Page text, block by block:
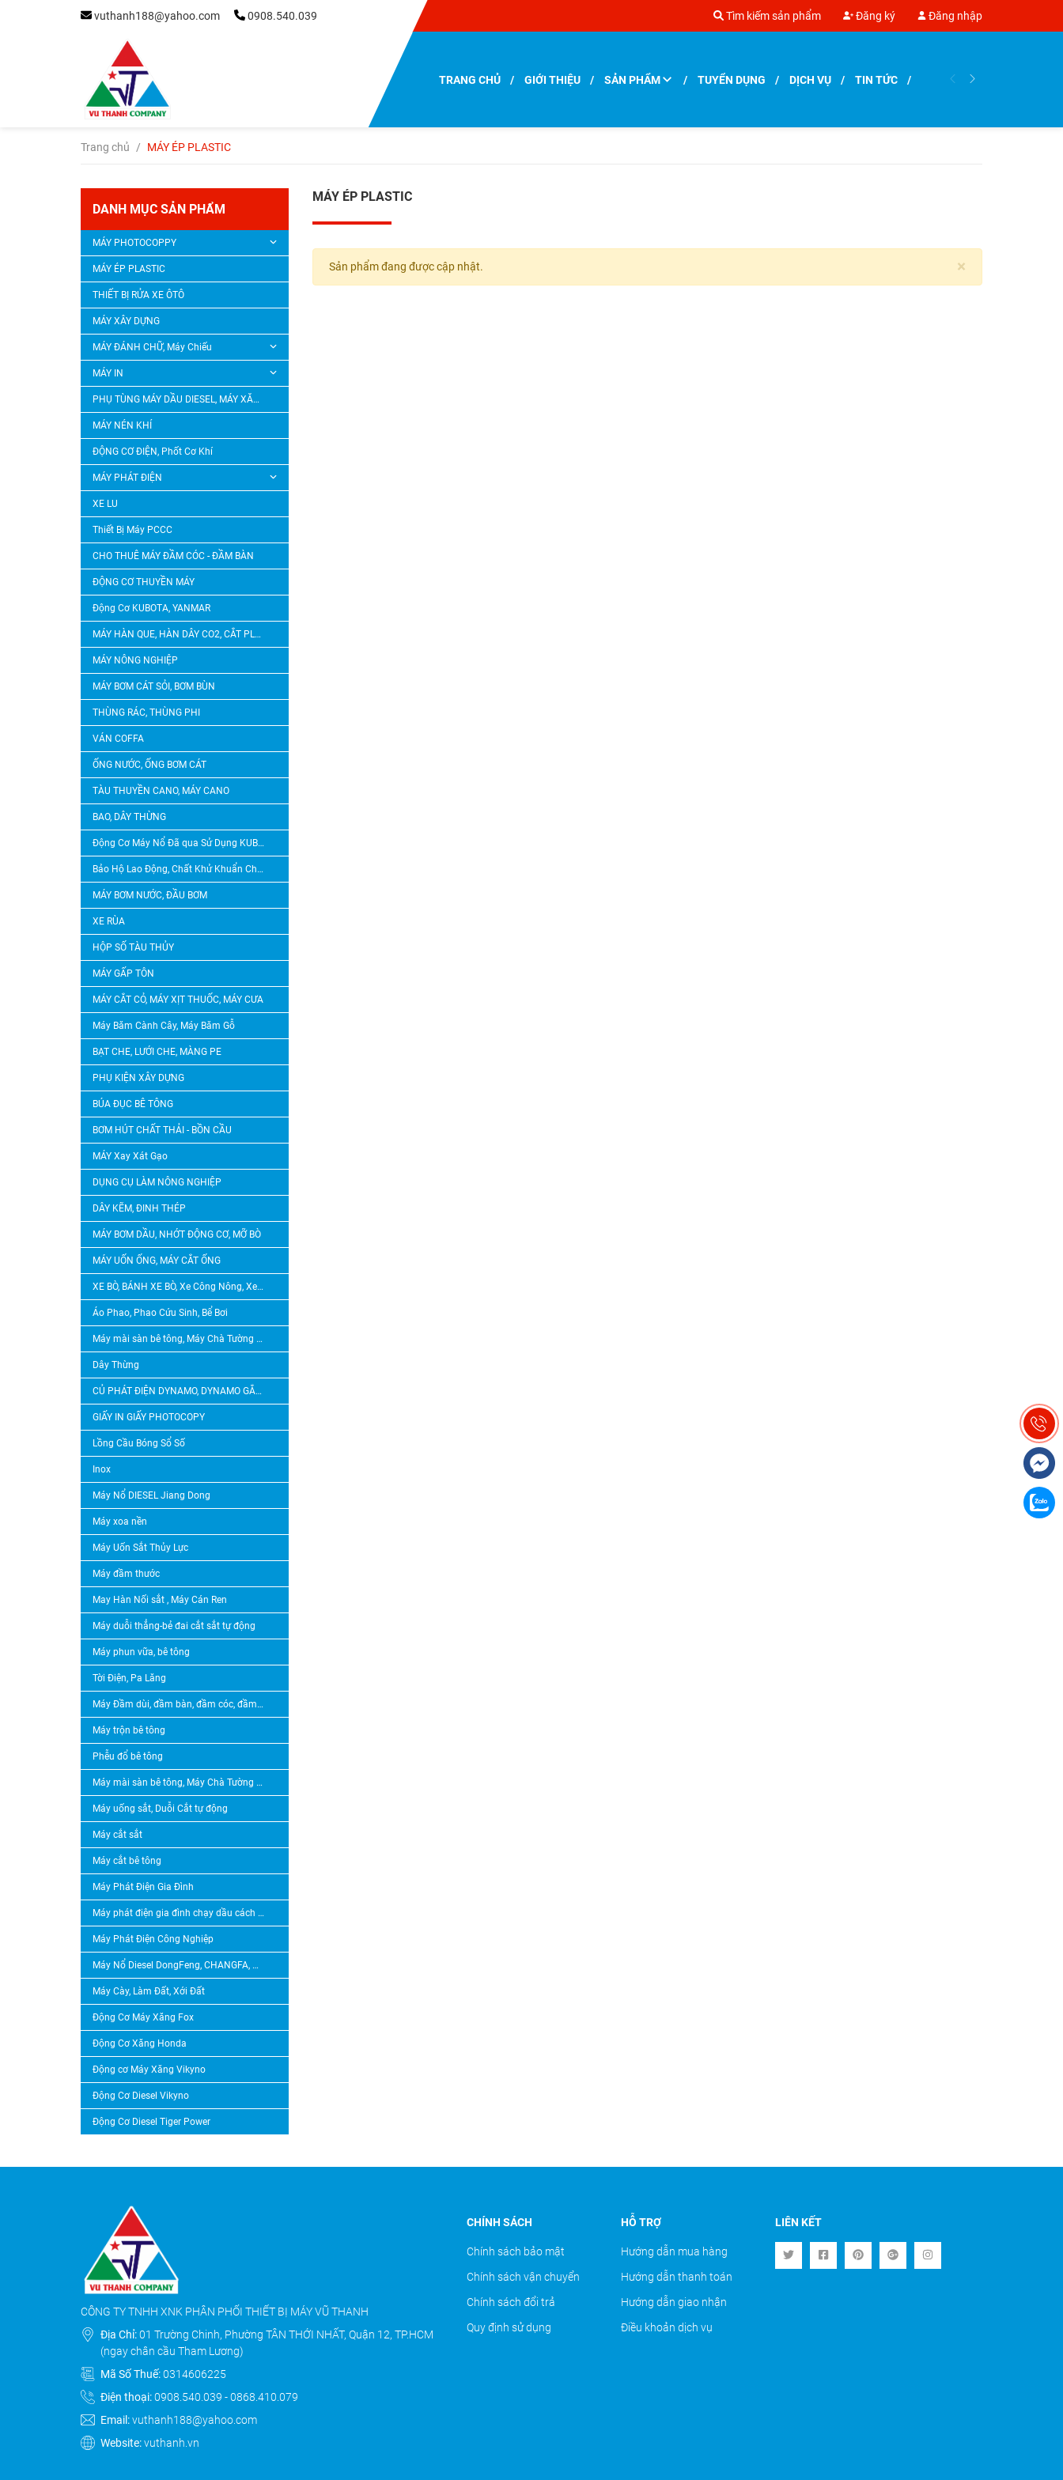
vuthanh188@yahoo.com 0908.540.039 Tìm kiếm sản phẩm Đăng ký Đăng nhập
TRANG CHỦ GIỚI THIỆU SẢN PHẨM TUYỂN DỤNG DỊCH VỤ TIN TỨC
Trang chủ / MÁY ÉP PLASTIC
MÁY ÉP PLASTIC
×
Sản phẩm đang được cập nhật.
DANH MỤC SẢN PHẨM
MÁY PHOTOCOPPY
MÁY ÉP PLASTIC
THIẾT BỊ RỬA XE ÔTÔ
MÁY XÂY DỰNG
MÁY ĐÁNH CHỮ, Máy Chiếu
MÁY IN
PHỤ TÙNG MÁY DẦU DIESEL, MÁY XĂNG
MÁY NÉN KHÍ
ĐỘNG CƠ ĐIỆN, Phốt Cơ Khí
MÁY PHÁT ĐIỆN
XE LU
Thiết Bị Máy PCCC
CHO THUÊ MÁY ĐẦM CÓC - ĐẦM BÀN
ĐỘNG CƠ THUYỀN MÁY
Động Cơ KUBOTA, YANMAR
MÁY HÀN QUE, HÀN DÂY CO2, CẮT PLASMA
MÁY NÔNG NGHIỆP
MÁY BƠM CÁT SỎI, BƠM BÙN
THÙNG RÁC, THÙNG PHI
VÁN COFFA
ỐNG NƯỚC, ỐNG BƠM CÁT
TÀU THUYỀN CANO, MÁY CANO
BAO, DÂY THỪNG
Động Cơ Máy Nổ Đã qua Sử Dụng KUBOTA, YANMAR
Bảo Hộ Lao Động, Chất Khử Khuẩn Chlorine
MÁY BƠM NƯỚC, ĐẦU BƠM
XE RÙA
HỘP SỐ TÀU THỦY
MÁY GẤP TÔN
MÁY CẮT CỎ, MÁY XỊT THUỐC, MÁY CƯA
Máy Băm Cành Cây, Máy Băm Gỗ
BẠT CHE, LƯỚI CHE, MÀNG PE
PHỤ KIỆN XÂY DỰNG
BÚA ĐỤC BÊ TÔNG
BƠM HÚT CHẤT THẢI - BỒN CẦU
MÁY Xay Xát Gạo
DỤNG CỤ LÀM NÔNG NGHIỆP
DÂY KẼM, ĐINH THÉP
MÁY BƠM DẦU, NHỚT ĐỘNG CƠ, MỠ BÒ
MÁY UỐN ỐNG, MÁY CẮT ỐNG
XE BÒ, BÁNH XE BÒ, Xe Công Nông, Xe Lôi, Bánh Xe Lôi
Áo Phao, Phao Cứu Sinh, Bể Bơi
Máy mài sàn bê tông, Máy Chà Tường Sơn Nước, Máy Tạo Nhám Bê Tông, Máy Băm Bê Tông
Dây Thừng
CỦ PHÁT ĐIỆN DYNAMO, DYNAMO GẮN ĐẦU NỔ DIESEL
GIẤY IN GIẤY PHOTOCOPY
Lồng Cầu Bóng Sổ Số
Inox
Máy Nổ DIESEL Jiang Dong
Máy xoa nền
Máy Uốn Sắt Thủy Lực
Máy đầm thước
May Hàn Nối sắt , Máy Cán Ren
Máy duỗi thẳng-bẻ đai cắt sắt tự động
Máy phun vữa, bê tông
Tời Điện, Pa Lăng
Máy Đầm dùi, đầm bàn, đầm cóc, đầm thước
Máy trộn bê tông
Phễu đổ bê tông
Máy mài sàn bê tông, Máy Chà Tường Sơn Nước, Máy Tạo Nhám Bê Tông, Máy Băm Bê Tông
Máy uống sắt, Duỗi Cắt tự động
Máy cắt sắt
Máy cắt bê tông
Máy Phát Điện Gia Đình
Máy phát điện gia đình chạy dầu cách âm
Máy Phát Điện Công Nghiệp
Máy Nổ Diesel DongFeng, CHANGFA, CHANGCHAI, QUANGTRAI
Máy Cày, Làm Đất, Xới Đất
Động Cơ Máy Xăng Fox
Động Cơ Xăng Honda
Động cơ Máy Xăng Vikyno
Động Cơ Diesel Vikyno
Động Cơ Diesel Tiger Power
CÔNG TY TNHH XNK PHÂN PHỐI THIẾT BỊ MÁY VŨ THANH
Địa Chỉ:01 Trường Chinh, Phường TÂN THỚI NHẤT, Quận 12, TP.HCM
(ngay chân cầu Tham Lương)
Mã Số Thuế:0314606225
Điện thoại:0908.540.039 -0868.410.079
Email:vuthanh188@yahoo.com
Website:vuthanh.vn
CHÍNH SÁCH
Chính sách bảo mật
Chính sách vận chuyển
Chính sách đổi trả
Quy định sử dụng
HỖ TRỢ
Hướng dẫn mua hàng
Hướng dẫn thanh toán
Hướng dẫn giao nhận
Điều khoản dịch vụ
LIÊN KẾT